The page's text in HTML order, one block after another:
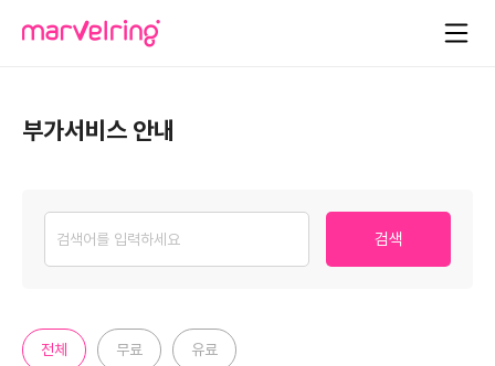
부가서비스 안내
검색
전체 무료 유료